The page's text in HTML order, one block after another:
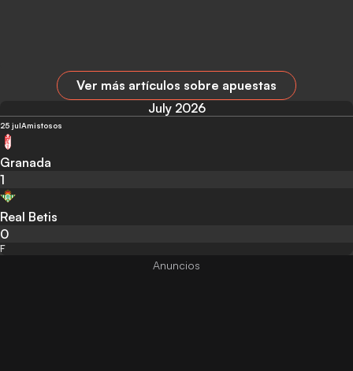
Ver más artículos sobre apuestas
July 2026
25 julAmistosos
Granada
1
Real Betis
0
F